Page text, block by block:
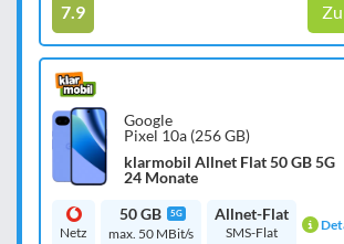
7.9
Google
Pixel 10a (256 GB)
klarmobil Allnet Flat 50 GB 5G
24 Monate
Netz
50 GB 5G
max. 50 MBit/s
Allnet-Flat
SMS-Flat